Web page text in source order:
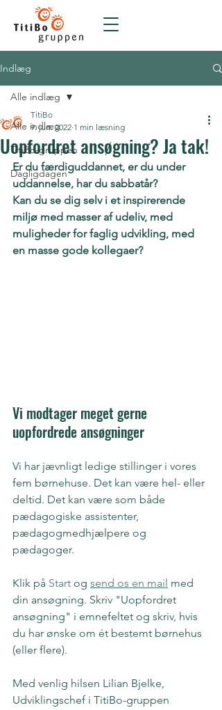
Indlæg
Alle indlæg
TitiBo-gruppen
Dagligdagen
Alle indlæg
Uopfordret ansøgning? Ja tak!
TitiBo
9. jun. 2022 1 min læsning
Er du færdiguddannet, er du under
uddannelse, har du sabbatår?
Kan du se dig selv i et inspirerende
miljø med masser af udeliv, med
muligheder for faglig udvikling, med
en masse gode kollegaer?
Vi modtager meget gerne
uopfordrede ansøgninger
Vi har jævnligt ledige stillinger i vores
fem børnehuse. Det kan være hel- eller
deltid. Det kan være som både
pædagogiske assistenter,
pædagogmedhjælpere og
pædagoger.
Klik på Start og send os en mail med
din ansøgning. Skriv "Uopfordret
ansøgning" i emnefeltet og skriv, hvis
du har ønske om ét bestemt børnehus
(eller flere).
Med venlig hilsen Lilian Bjelke,
Udviklingschef i TitiBo-gruppen